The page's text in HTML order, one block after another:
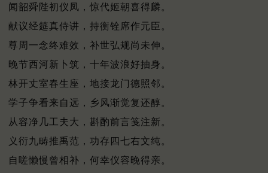
闻韶舜陛初仪凤，惊代姬朝喜得麟。
献议经筵真侍讲，持衡铨席作元臣。
尊周一念终难效，补世弘规尚未伸。
晚节西河新卜筑，十年波浪好抽身。
林开丈室春生座，地接龙门德照邻。
学子争看来自远，乡风渐觉复还醇。
从容净几工夫大，斟酌前言笺注新。
义衍九畴推禹范，功存四七右文纯。
自嗟懒慢曾相补，何幸仪容晚得亲。